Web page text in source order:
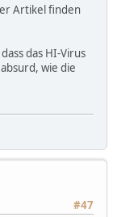
Artikel finden
das HI-Virus
wie die
#47